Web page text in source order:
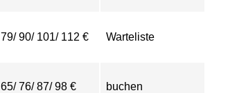
79/ 90/ 101/ 112 € Warteliste
65/ 76/ 87/ 98 € buchen